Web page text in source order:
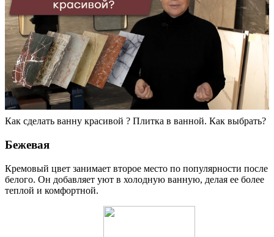
Как сделать ванну красивой ? Плитка в ванной. Как выбрать?
Бежевая
Кремовый цвет занимает второе место по популярности после
белого. Он добавляет уют в холодную ванную, делая ее более
теплой и комфортной.